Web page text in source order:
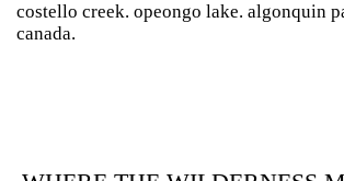
costello creek. opeongo lake. algonquin
canada.